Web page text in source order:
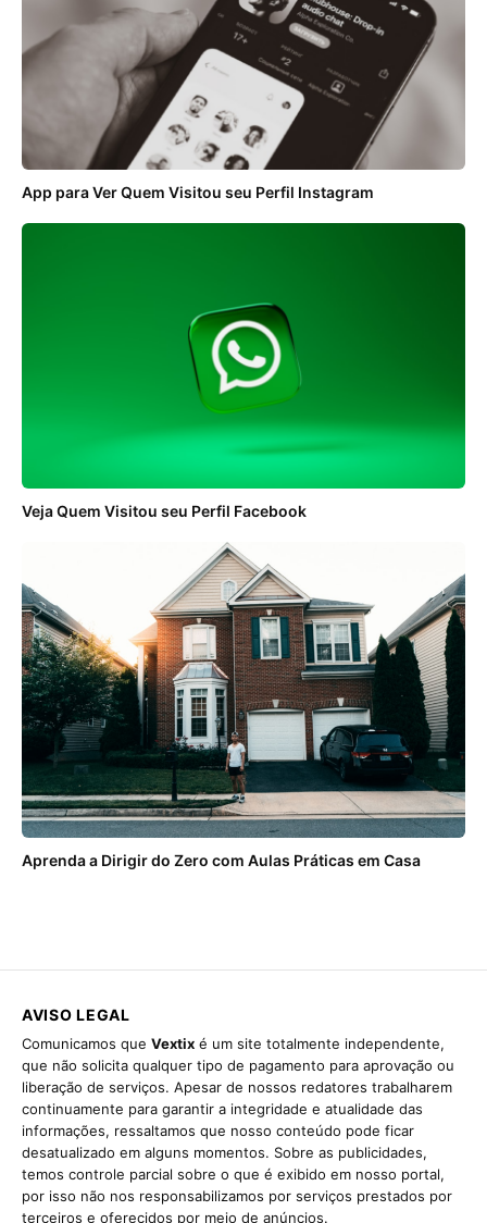
ANÚNCIOS
App para Ver Quem Visitou seu Perfil Instagram
Veja Quem Visitou seu Perfil Facebook
Aprenda a Dirigir do Zero com Aulas Práticas em Casa
AVISO LEGAL
Comunicamos que Vextix é um site totalmente independente,
que não solicita qualquer tipo de pagamento para aprovação ou
liberação de serviços. Apesar de nossos redatores trabalharem
continuamente para garantir a integridade e atualidade das
informações, ressaltamos que nosso conteúdo pode ficar
desatualizado em alguns momentos. Sobre as publicidades,
temos controle parcial sobre o que é exibido em nosso portal,
por isso não nos responsabilizamos por serviços prestados por
terceiros e oferecidos por meio de anúncios.